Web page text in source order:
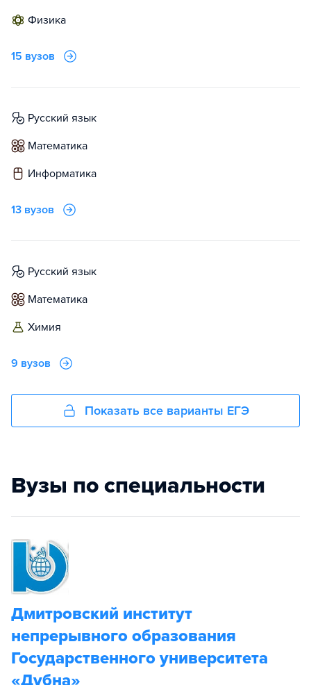
физика
15 вузов
русский язык
математика
информатика
13 вузов
русский язык
математика
химия
9 вузов
Показать все варианты ЕГЭ
Вузы по специальности
Дмитровский институт
непрерывного образования
Государственного университета
«Дубна»